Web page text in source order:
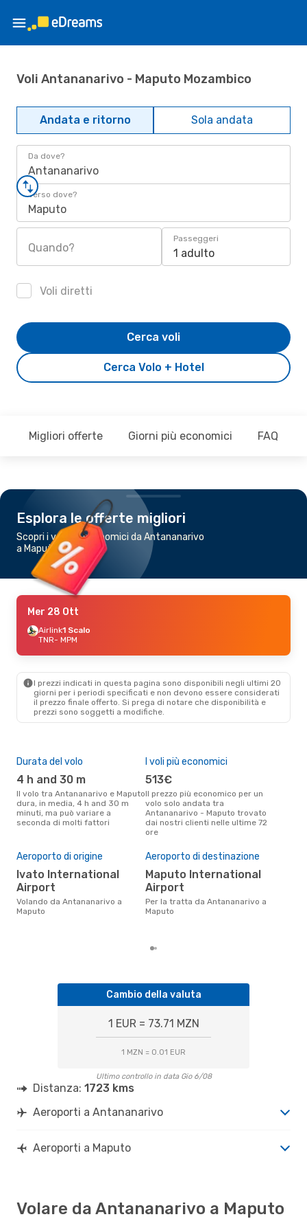
Voli Antananarivo - Maputo Mozambico
Andata e ritorno Sola andata
Da dove?
Antananarivo
Verso dove?
Maputo
Quando?
Passeggeri
1 adulto
Voli diretti
Cerca Volo + Hotel
Cerca voli
Migliori offerte Giorni più economici FAQ
Esplora le offerte migliori
Scopri i voli più economici da Antananarivo
a Maputo
Mer 28 Ott
Airlink1 Scalo
TNR- MPM
I prezzi indicati in questa pagina sono disponibili negli ultimi 20
giorni per i periodi specificati e non devono essere considerati
il ​​prezzo finale offerto. Si prega di notare che disponibilità e
prezzi sono soggetti a modifiche.
Durata del volo
4 h and 30 m
Il volo tra Antananarivo e Maputo
dura, in media, 4 h and 30 m
minuti, ma può variare a
seconda di molti fattori
I voli più economici
513€
Il prezzo più economico per un
volo solo andata tra
Antananarivo - Maputo trovato
dai nostri clienti nelle ultime 72
ore
Aeroporto di origine
Ivato International
Airport
Volando da Antananarivo a
Maputo
Aeroporto di destinazione
Maputo International
Airport
Per la tratta da Antananarivo a
Maputo
Cambio della valuta
1 EUR = 73.71 MZN
1 MZN = 0.01 EUR
Ultimo controllo in data Gio 6/08
Distanza: 1723 kms
Aeroporti a Antananarivo
Aeroporti a Maputo
Volare da Antananarivo a Maputo